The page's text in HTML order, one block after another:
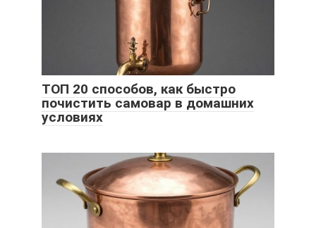
ТОП 20 способов, как быстро
почистить самовар в домашних
условиях